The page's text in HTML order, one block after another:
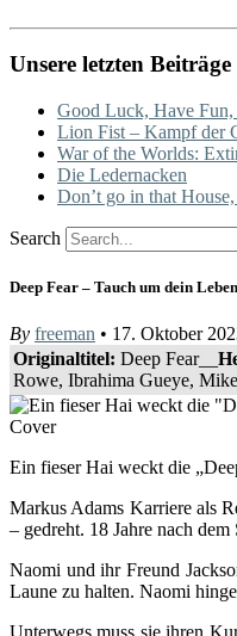
Unsere letzten Beiträge
Good Luck, Have Fun,
Lion Fist – Kampf der
War of the Worlds:
Die Ledernacken
Don’t go in that
Search
Deep Fear – Tauch um dein Leben
By freeman • 17. Oktober
Originaltitel: Deep Fear__
Rowe, Ibrahima Gueye,
Ein fieser Hai weckt die
Markus Adams Karriere als
– gedreht. 18 Jahre nach
Naomi und ihr Freund
Laune zu halten. Naomi